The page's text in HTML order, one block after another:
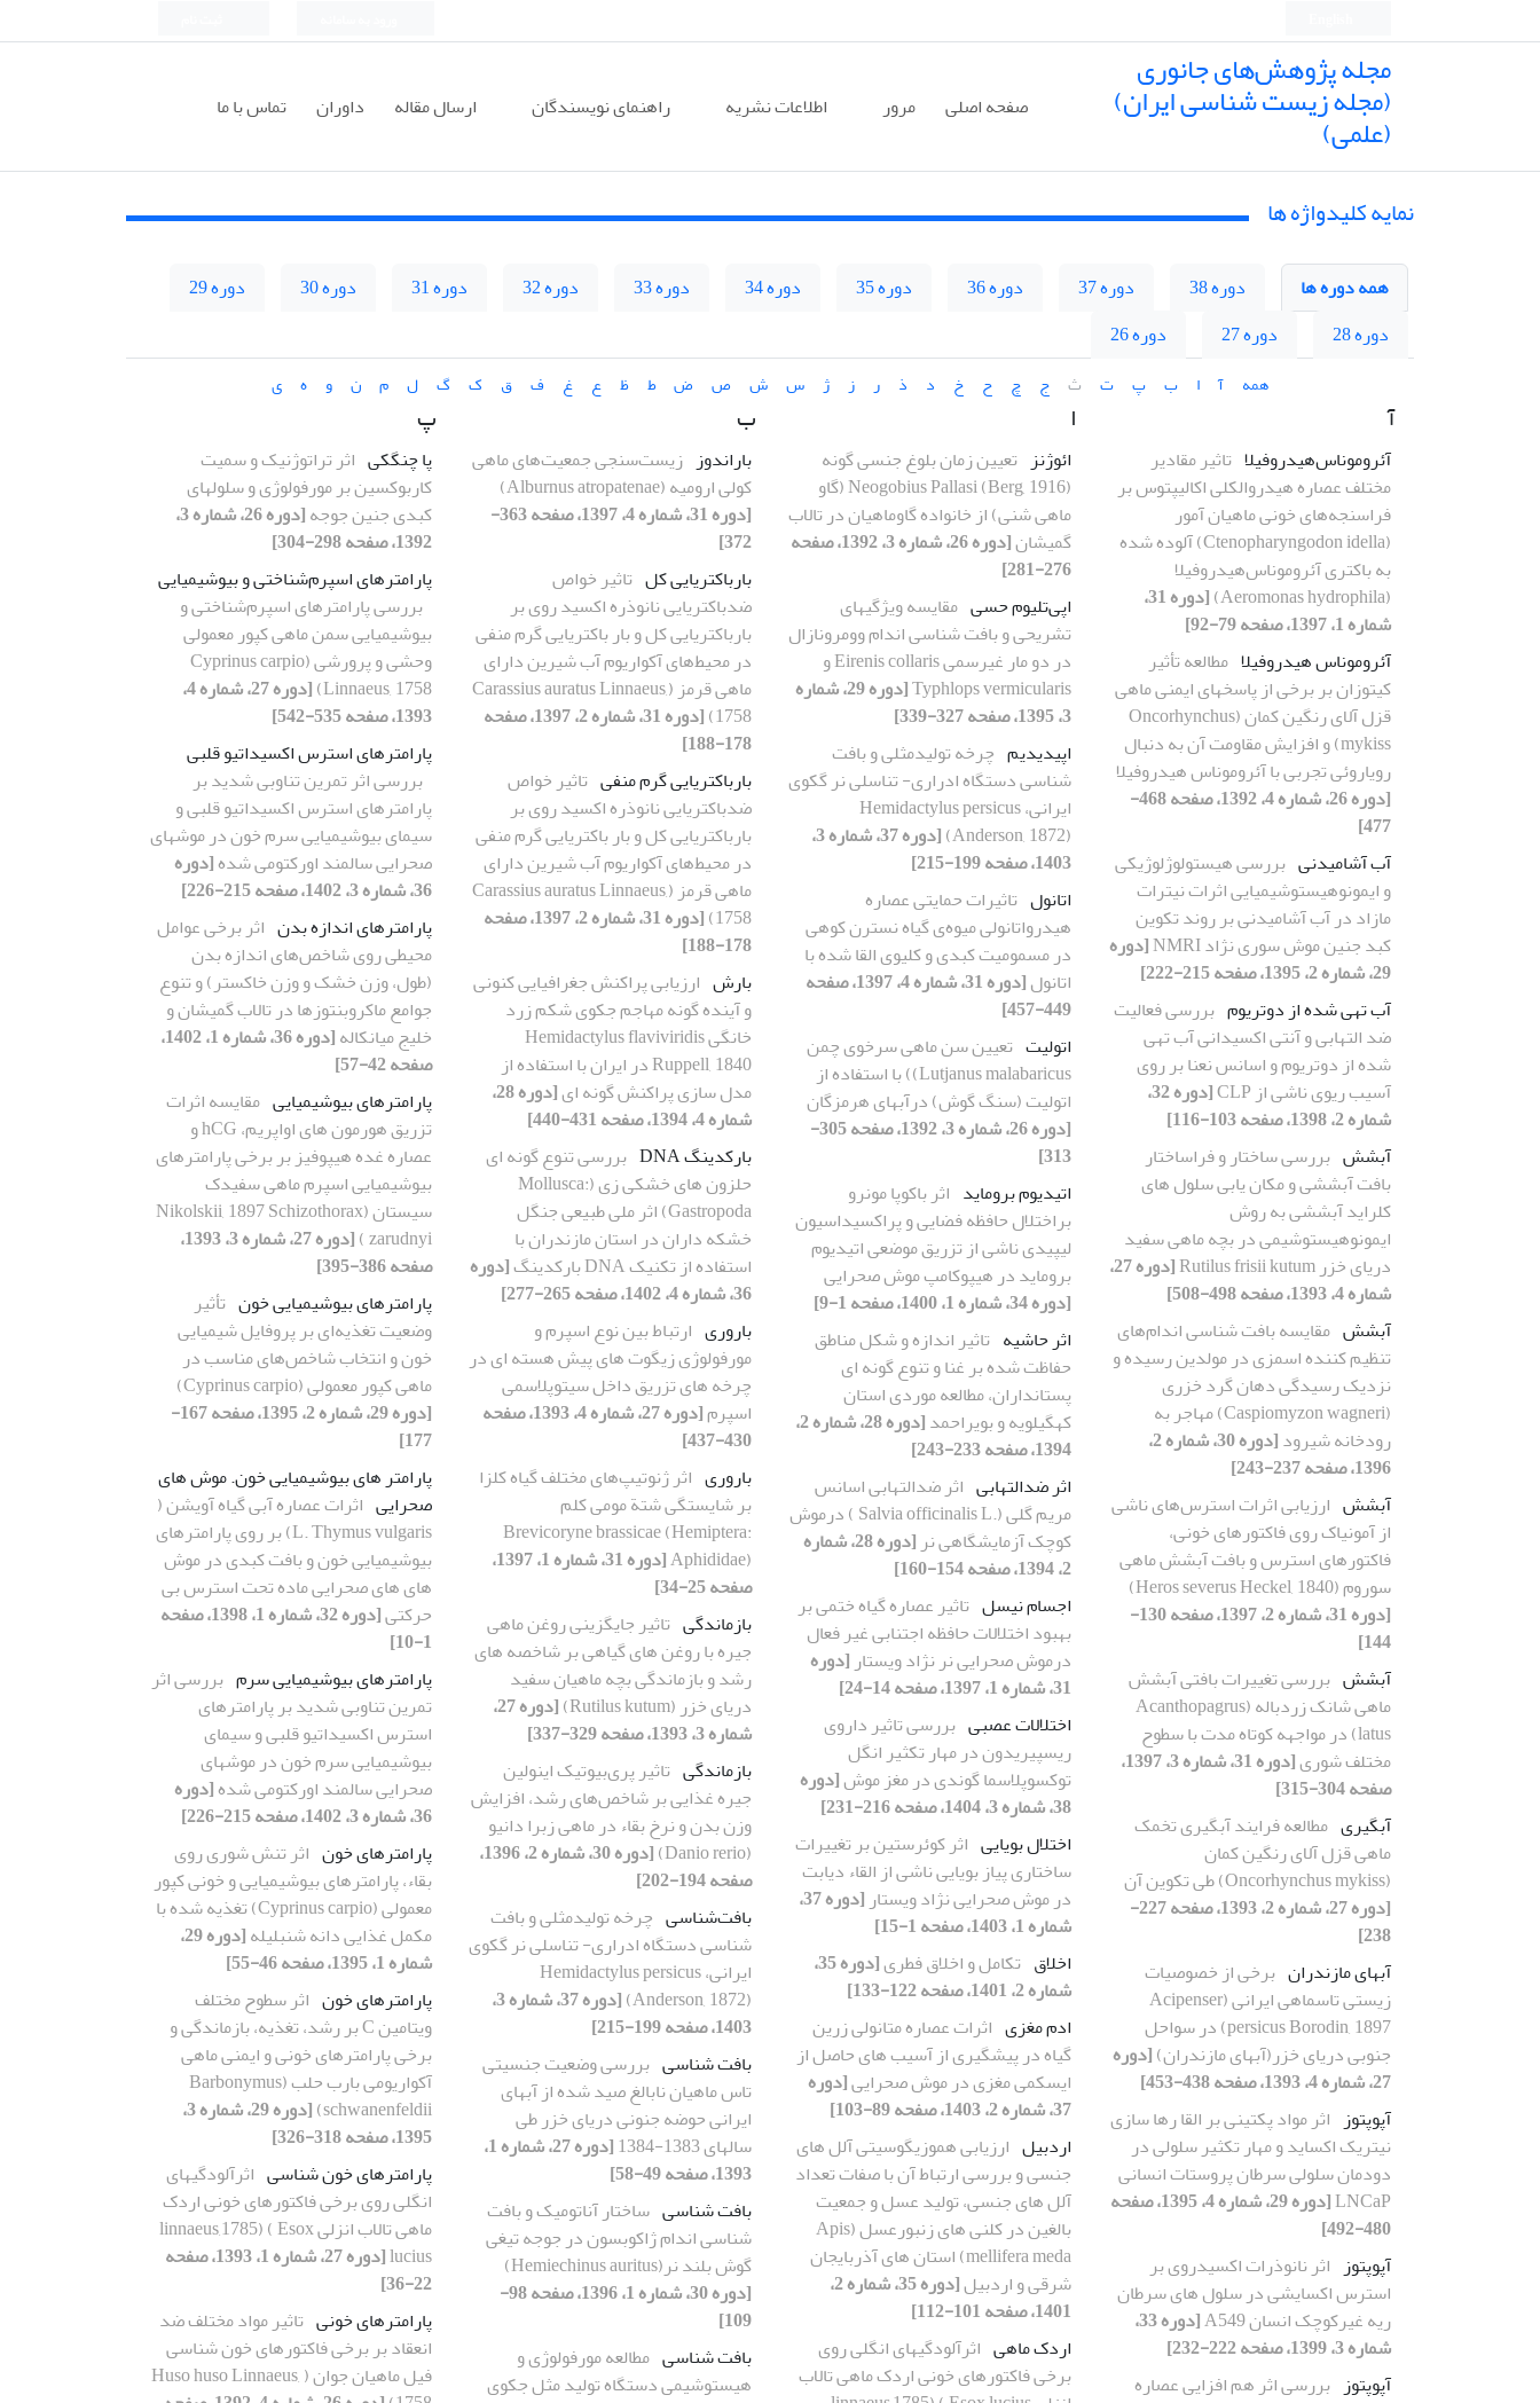
مجله پژوهش‌های جانوری
(مجله زیست شناسی ایران)
(علمی) صفحه اصلی مرور اطلاعات نشریه راهنمای نویسندگان ارسال مقاله داوران تماس با ما
نمایه کلیدواژه ها
همه دوره ها دوره 38 دوره 37 دوره 36 دوره 35 دوره 34 دوره 33 دوره 32 دوره 31 دوره 30
دوره 29
دوره 28
دوره 27 دوره 26
همه آ ا ب پ ت ث ج چ ح خ د ذ ر ز ژ س ش ص ض ط ظ ع غ ف ق ک گ ل م ن و ه ی
آ
آئروموناس‌هیدروفیلا تاثیر مقادیر
مختلف عصاره هیدروالکلی اکالیپتوس بر
فراسنجه‌های خونی ماهیان آمور
(Ctenopharyngodon idella) آلوده شده
به باکتری آئروموناس‌هیدروفیلا
(Aeromonas hydrophila)
[دوره 31،
شماره 1، 1397، صفحه 79-92]
آئروموناس هیدروفیلا مطالعه تأثیر
کیتوزان بر برخی از پاسخهای ایمنی ماهی
قزل آلای رنگین کمان (Oncorhynchus
mykiss) و افزایش مقاومت آن به دنبال
رویاروئی تجربی با آئروموناس هیدروفیلا
[دوره 26، شماره 4، 1392، صفحه 468-
477]
آب آشامیدنی بررسی هیستولوژلوژیکی
و ایمونوهیستوشیمیایی اثرات نیترات
مازاد در آب آشامیدنی بر روند تکوین
کبد جنین موش سوری نژاد NMRI
[دوره
29، شماره 2، 1395، صفحه 215-222]
آب تهی شده از دوتریوم بررسی فعالیت
ضد التهابی و آنتی اکسیدانی آب تهی
شده از دوتریوم و اسانس نعنا بر روی
آسیب ریوی ناشی از CLP
[دوره 32،
شماره 2، 1398، صفحه 103-116]
آبشش بررسی ساختار و فراساختار
بافت آبششی و مکان یابی سلول های
کلراید آبششی به روش
ایمونوهیستوشیمی در بچه ماهی سفید
دریای خزر Rutilus frisii kutum
[دوره 27،
شماره 4، 1393، صفحه 498-508]
آبشش مقایسه بافت شناسی اندام‌های
تنظیم کننده اسمزی در مولدین رسیده و
نزدیک رسیدگی دهان گرد خزری
(Caspiomyzon wagneri) مهاجر به
رودخانه شیرود
[دوره 30، شماره 2،
1396، صفحه 237-243]
آبشش ارزیابی اثرات استرس‌های ناشی
از آمونیاک روی فاکتورهای خونی،
فاکتورهای استرس و بافت آبشش ماهی
سوروم (Heros severus Heckel, 1840)
[دوره 31، شماره 2، 1397، صفحه 130-
144]
آبشش بررسی تغییرات بافتی آبشش
ماهی شانک زردباله (Acanthopagrus
latus) در مواجهه کوتاه مدت با سطوح
مختلف شوری
[دوره 31، شماره 3، 1397،
صفحه 304-315]
آبگیری مطالعه فرایند آبگیری تخمک
ماهی قزل آلای رنگین کمان
(Oncorhynchus mykiss) طی تکوین آن
[دوره 27، شماره 2، 1393، صفحه 227-
238]
آبهای مازندران برخی از خصوصیات
زیستی تاسماهی ایرانی (Acipenser
persicus Borodin, 1897) در سواحل
جنوبی دریای خزر(آبهای مازندران)[دوره
27، شماره 4، 1393، صفحه 438-453]
آپوپتوز اثر مواد پکتینی بر القا رها سازی
نیتریک اکساید و مهار تکثیر سلولی در
دودمان سلولی سرطان پروستات انسانی
LNCaP
[دوره 29، شماره 4، 1395، صفحه
480-492]
آپوپتوز اثر نانوذرات اکسیدروی بر
استرس اکسایشی در سلول های سرطان
ریه غیرکوچک انسان A549
[دوره 33،
شماره 3، 1399، صفحه 222-232]
آپوپتوز بررسی اثر هم افزایی عصاره
ا
ائوژنز تعیین زمان بلوغ جنسی گونه
Neogobius Pallasi (Berg, 1916) (گاو
ماهی شنی) از خانواده گاوماهیان در تالاب
گمیشان
[دوره 26، شماره 3، 1392، صفحه
276-281]
اپی‌تلیوم حسی مقایسه ویژگیهای
تشریحی و بافت شناسی اندام وومرونازال
در دو مار غیرسمی Eirenis collaris و
Typhlops vermicularis
[دوره 29، شماره
3، 1395، صفحه 327-339]
اپیدیدیم چرخه تولیدمثلی و بافت
شناسی دستگاه ادراری- تناسلی نر گکوی
ایرانی، Hemidactylus persicus
(Anderson, 1872)
[دوره 37، شماره 3،
1403، صفحه 199-215]
اتانول تاثیرات حمایتی عصاره
هیدرواتانولی میوه‌ی گیاه نسترن کوهی
در مسمومیت کبدی و کلیوی القا شده با
اتانول
[دوره 31، شماره 4، 1397، صفحه
449-457]
اتولیت تعیین سن ماهی سرخوی چمن
Lutjanus malabaricus)) با استفاده از
اتولیت (سنگ گوش) درآبهای هرمزگان
[دوره 26، شماره 3، 1392، صفحه 305-
313]
اتیدیوم بروماید اثر باکوپا مونرو
براختلال حافظه فضایی و پراکسیداسیون
لیپیدی ناشی از تزریق موضعی اتیدیوم
بروماید در هیپوکامپ موش صحرایی
[دوره 34، شماره 1، 1400، صفحه 1-9]
اثر حاشیه تاثیر اندازه و شکل مناطق
حفاظت شده بر غنا و تنوع گونه ای
پستانداران، مطالعه موردی استان
کهگیلویه و بویراحمد
[دوره 28، شماره 2،
1394، صفحه 233-243]
اثر ضدالتهابی اثر ضدالتهابی اسانس
مریم گلی (.Salvia officinalis L ) درموش
کوچک آزمایشگاهی نر
[دوره 28، شماره
2، 1394، صفحه 154-160]
اجسام نیسل تاثیر عصاره گیاه ختمی بر
بهبود اختلالات حافظه اجتنابی غیر فعال
درموش صحرایی نر نژاد ویستار [دوره
31، شماره 1، 1397، صفحه 14-24]
اختلالات عصبی بررسی تاثیر داروی
ریسپیریدون در مهار تکثیر انگل
توکسوپلاسما گوندی در مغز موش[دوره
38، شماره 3، 1404، صفحه 216-231]
اختلال بویایی اثر کوئرستین بر تغییرات
ساختاری پیاز بویایی ناشی از القاء دیابت
در موش صحرایی نژاد ویستار
[دوره 37،
شماره 1، 1403، صفحه 1-15]
اخلاق تکامل و اخلاق فطری
[دوره 35،
شماره 2، 1401، صفحه 122-133]
ادم مغزی اثرات عصاره متانولی زرین
گیاه در پیشگیری از آسیب های حاصل از
ایسکمی مغزی در موش صحرایی[دوره
37، شماره 2، 1403، صفحه 89-103]
اردبیل ارزیابی هموزیگوسیتی آلل های
جنسی و بررسی ارتباط آن با صفات تعداد
آلل های جنسی، تولید عسل و جمعیت
بالغین در کلنی های زنبورعسل (Apis
mellifera meda) استان های آذربایجان
شرقی و اردبیل
[دوره 35، شماره 2،
1401، صفحه 101-112]
اردک ماهی اثرآلودگیهای انگلی روی
برخی فاکتورهای خونی اردک ماهی تالاب
ب
باراندوز زیست‌سنجی جمعیت‌های ماهی
کولی ارومیه (Alburnus atropatenae)
[دوره 31، شماره 4، 1397، صفحه 363-
372]
بارباکتریایی کل تاثیر خواص
ضدباکتریایی نانوذره اکسید روی بر
بارباکتریایی کل و بار باکتریایی گرم منفی
در محیط‌های آکواریوم آب شیرین دارای
ماهی قرمز (Carassius auratus Linnaeus,
1758)
[دوره 31، شماره 2، 1397، صفحه
178-188]
بارباکتریایی گرم منفی تاثیر خواص
ضدباکتریایی نانوذره اکسید روی بر
بارباکتریایی کل و بار باکتریایی گرم منفی
در محیط‌های آکواریوم آب شیرین دارای
ماهی قرمز (Carassius auratus Linnaeus,
1758)
[دوره 31، شماره 2، 1397، صفحه
178-188]
بارش ارزیابی پراکنش جغرافیایی کنونی
و آینده گونه مهاجم جکوی شکم زرد
خانگی Hemidactylus flaviviridis
Ruppell, 1840 در ایران با استفاده از
مدل سازی پراکنش گونه ای
[دوره 28،
شماره 4، 1394، صفحه 431-440]
بارکدینگ DNA
بررسی تنوع گونه ای
حلزون های خشکی زی (Mollusca:
Gastropoda) اثر ملی طبیعی جنگل
خشکه داران در استان مازندران با
استفاده از تکنیک DNA بارکدینگ
[دوره
36، شماره 4، 1402، صفحه 265-277]
باروری ارتباط بین نوع اسپرم و
مورفولوژی زیگوت های پیش هسته ای در
چرخه های تزریق داخل سیتوپلاسمی
اسپرم
[دوره 27، شماره 4، 1393، صفحه
430-437]
باروری اثر ژنوتیپ‌های مختلف گیاه کلزا
بر شایستگی شتة مومی کلم
Brevicoryne brassicae (Hemiptera:
Aphididae)
[دوره 31، شماره 1، 1397،
صفحه 25-34]
بازماندگی تاثیر جایگزینی روغن ماهی
جیره با روغن های گیاهی بر شاخصه های
رشد و بازماندگی بچه ماهیان سفید
دریای خزر (Rutilus kutum)
[دوره 27،
شماره 3، 1393، صفحه 329-337]
بازماندگی تاثیر پری‌بیوتیک اینولین
جیره غذایی بر شاخص‌های رشد، افزایش
وزن بدن و نرخ بقاء در ماهی زبرا دانیو
(Danio rerio)
[دوره 30، شماره 2، 1396،
صفحه 194-202]
بافت‌شناسی چرخه تولیدمثلی و بافت
شناسی دستگاه ادراری- تناسلی نر گکوی
ایرانی، Hemidactylus persicus
(Anderson, 1872)
[دوره 37، شماره 3،
1403، صفحه 199-215]
بافت شناسی بررسی وضعیت جنسیتی
تاس ماهیان نابالغ صید شده از آبهای
ایرانی حوضه جنونی دریای خزر طی
سالهای 1383-1384
[دوره 27، شماره 1،
1393، صفحه 49-58]
بافت شناسی ساختار آناتومیک و بافت
شناسی اندام ژاکوبسون در جوجه تیغی
گوش بلند نر(Hemiechinus auritus)
[دوره 30، شماره 1، 1396، صفحه 98-
109]
بافت شناسی مطالعه مورفولوژی و
هیستوشیمی دستگاه تولید مثل جکوی
پ
پا چنگکی اثر تراتوژنیک و سمیت
کاربوکسین بر مورفولوژی و سلولهای
کبدی جنین جوجه
[دوره 26، شماره 3،
1392، صفحه 298-304]
پارامترهای اسپرم‌شناختی و بیوشیمیایی
بررسی پارامترهای اسپرم‌شناختی و
بیوشیمیایی سمن ماهی کپور معمولی
وحشی و پرورشی (Cyprinus carpio
Linnaeus, 1758)
[دوره 27، شماره 4،
1393، صفحه 535-542]
پارامترهای استرس اکسیداتیو قلبی
بررسی اثر تمرین تناوبی شدید بر
پارامترهای استرس اکسیداتیو قلبی و
سیمای بیوشیمیایی سرم خون در موشهای
صحرایی سالمند اورکتومی شده[دوره
36، شماره 3، 1402، صفحه 215-226]
پارامترهای اندازه بدن اثر برخی عوامل
محیطی روی شاخص‌های اندازه بدن
(طول، وزن خشک و وزن خاکستر) و تنوع
جوامع ماکروبنتوزها در تالاب گمیشان و
خلیج میانکاله
[دوره 36، شماره 1، 1402،
صفحه 42-57]
پارامترهای بیوشیمیایی مقایسه اثرات
تزریق هورمون های اواپریم، hCG و
عصاره غده هیپوفیز بر برخی پارامترهای
بیوشیمیایی اسپرم ماهی سفیدک
سیستان (Nikolskii, 1897 Schizothorax
zarudnyi )
[دوره 27، شماره 3، 1393،
صفحه 386-395]
پارامترهای بیوشیمیایی خون تأثیر
وضعیت تغذیه‌ای بر پروفایل شیمیایی
خون و انتخاب شاخص‌های مناسب در
ماهی کپور معمولی (Cyprinus carpio)
[دوره 29، شماره 2، 1395، صفحه 167-
177]
پارامتر های بیوشیمیایی خون. موش های
صحرایی اثرات عصاره آبی گیاه آویشن (
L. Thymus vulgaris) بر روی پارامترهای
بیوشیمیایی خون و بافت کبدی در موش
های های صحرایی ماده تحت استرس بی
حرکتی
[دوره 32، شماره 1، 1398، صفحه
1-10]
پارامترهای بیوشیمیایی سرم بررسی اثر
تمرین تناوبی شدید بر پارامترهای
استرس اکسیداتیو قلبی و سیمای
بیوشیمیایی سرم خون در موشهای
صحرایی سالمند اورکتومی شده[دوره
36، شماره 3، 1402، صفحه 215-226]
پارامترهای خون اثر تنش شوری روی
بقاء، پارامترهای بیوشیمیایی و خونی کپور
معمولی (Cyprinus carpio) تغذیه شده با
مکمل غذایی دانه شنبلیله
[دوره 29،
شماره 1، 1395، صفحه 46-55]
پارامترهای خون اثر سطوح مختلف
ویتامین C بر رشد، تغذیه، بازماندگی و
برخی پارامترهای خونی و ایمنی ماهی
آکواریومی بارب حلب (Barbonymus
schwanenfeldii)
[دوره 29، شماره 3،
1395، صفحه 318-326]
پارامترهای خون شناسی اثرآلودگیهای
انگلی روی برخی فاکتورهای خونی اردک
ماهی تالاب انزلی linnaeus,1785) ( Esox
lucius
[دوره 27، شماره 1، 1393، صفحه
22-36]
پارامترهای خونی تاثیر مواد مختلف ضد
انعقاد بر برخی فاکتورهای خون شناسی
فیل ماهیان جوان ( Huso huso Linnaeus,